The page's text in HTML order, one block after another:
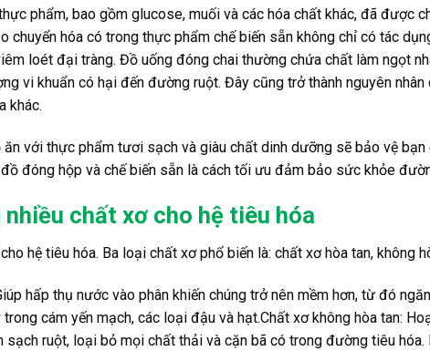
phẩm, bao gồm glucose, muối và các hóa chất khác, đã được
chuyển hóa có trong thực phẩm chế biến sẵn không chỉ có tác
loét đại tràng. Đồ uống đóng chai thường chứa chất làm ngọt
vi khuẩn có hại đến đường ruột. Đây cũng trở thành nguyên
khác.
với thực phẩm tươi sạch và giàu chất dinh dưỡng sẽ bảo vệ bạn
đóng hộp và chế biến sẵn là cách tối ưu đảm bảo sức khỏe
nhiều chất xơ cho hệ tiêu hóa
hệ tiêu hóa. Ba loại chất xơ phổ biến là: chất xơ hòa tan, không
hấp thụ nước vào phân khiến chúng trở nên mềm hơn, từ đó
cám yến mạch, các loại đậu và hạt.Chất xơ không hòa tan:
sạch ruột, loại bỏ mọi chất thải và cặn bã có trong đường tiêu hóa.